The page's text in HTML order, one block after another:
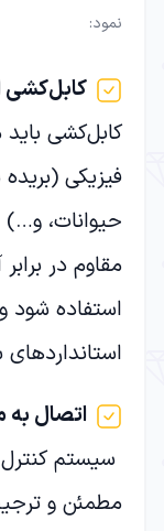
نمود:
کابل‌کشی
کابل‌کشی
فیزیکی
حیوانات، و…)
مقاوم در
استفاده شود
اتصال به
سیستم کنترل